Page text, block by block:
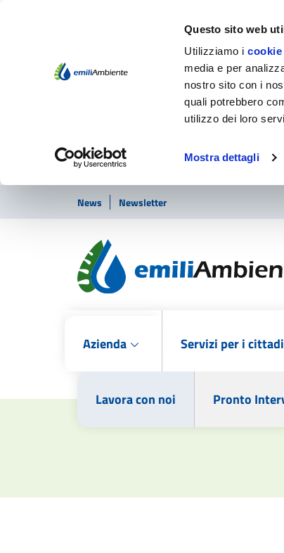
Questo sito web
Utilizziamo icookie
media e per
nostro sito con i
quali potrebbero
utilizzo dei loro
Mostra dettagli
News Newsletter
Azienda Servizi per i
Lavora con noi Pronto